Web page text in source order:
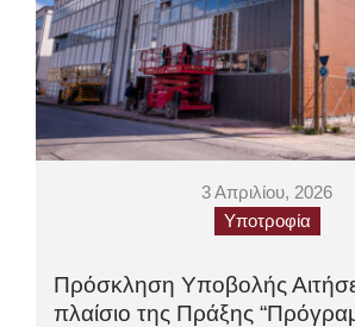
3 Απριλίου, 2026
Υποτροφία
Πρόσκληση Υποβολής
πλαίσιο της Πράξης